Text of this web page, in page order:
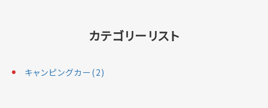
カテゴリーリスト
キャンピングカー(2)